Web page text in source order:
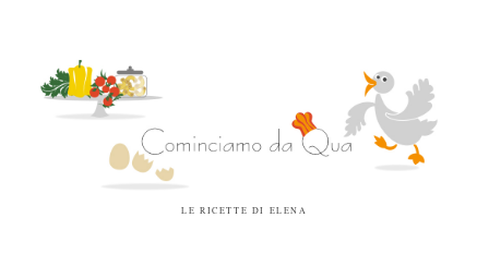
LE RICETTE DI ELENA